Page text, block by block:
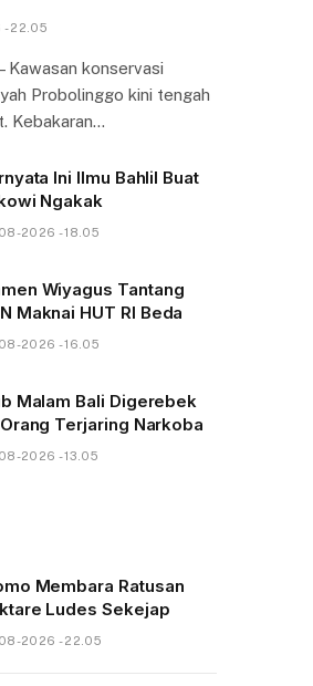
22.05
Kawasan konservasi
Probolinggo kini tengah
Kebakaran…
Ini Ilmu Bahlil Buat
Ngakak
2026 - 18.05
Wiyagus Tantang
Maknai HUT RI Beda
2026 - 16.05
Malam Bali Digerebek
Terjaring Narkoba
2026 - 13.05
Membara Ratusan
Ludes Sekejap
2026 - 22.05